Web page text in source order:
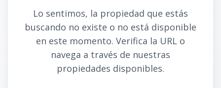
Lo sentimos, la propiedad que estás
buscando no existe o no está disponible
en este momento. Verifica la URL o
navega a través de nuestras
propiedades disponibles.